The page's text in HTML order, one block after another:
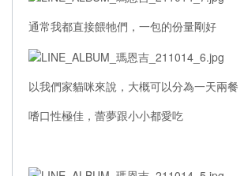
通常我都直接餵牠們，一包的份量剛好
以我們家貓咪來說，大概可以分為一天兩餐
嗜口性極佳，蕾夢跟小小都愛吃